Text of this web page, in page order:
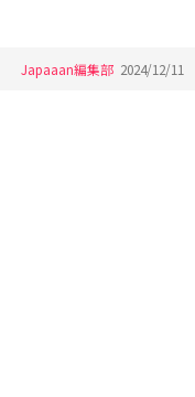
Japaaan編集部 2024/12/11